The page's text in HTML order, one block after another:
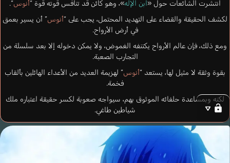
انتشرت الشائعات حول «ابن الإله»، وهو كائن قد تنافس قوته قوة “أنوس“.
لكشف الحقيقة والقضاء على التهديد المحتمل، يجب على “أنوس” أن يسير بعمق
في أرض الأرواح.
ومع ذلك، فإن عالم الأرواح يكتنفه الغموض، ولا يمكن دخوله إلا بعد سلسلة من
التجارب الصعبة.
بقوة وثقة لا مثيل لها، يستعد “أنوس” لهزيمة العديد من الأعداء الهائلين بألقاب
فخمة.
لكنه وبمساعدة حلفائه الموثوق بهم، سيواجه صعوبة لكسر حقيقة اعتباره ملك
شياطين طاغي.